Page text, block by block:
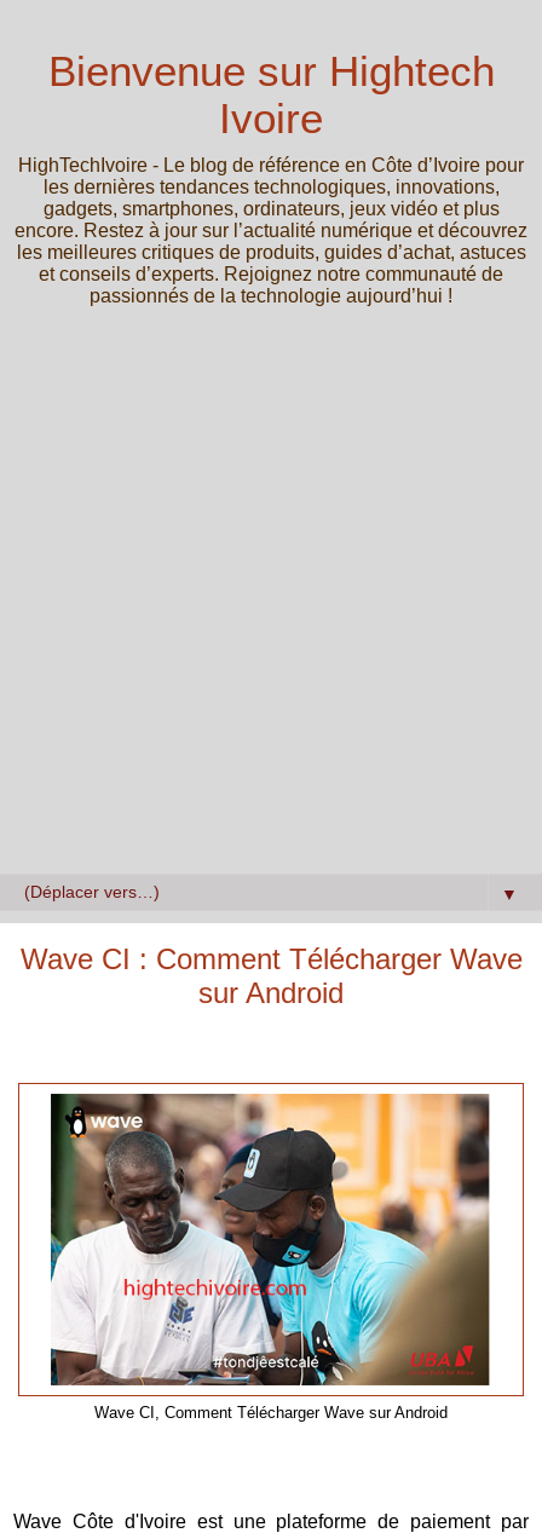
Bienvenue sur Hightech
Ivoire
HighTechIvoire - Le blog de référence en Côte d’Ivoire pour
les dernières tendances technologiques, innovations,
gadgets, smartphones, ordinateurs, jeux vidéo et plus
encore. Restez à jour sur l’actualité numérique et découvrez
les meilleures critiques de produits, guides d’achat, astuces
et conseils d’experts. Rejoignez notre communauté de
passionnés de la technologie aujourd’hui !
▼
Wave CI : Comment Télécharger Wave
sur Android
Wave CI, Comment Télécharger Wave sur Android
Wave Côte d'Ivoire est une plateforme de paiement par